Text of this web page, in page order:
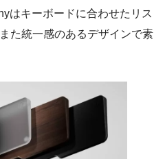
はキーボードに合わせたリス
た統一感のあるデザインで素